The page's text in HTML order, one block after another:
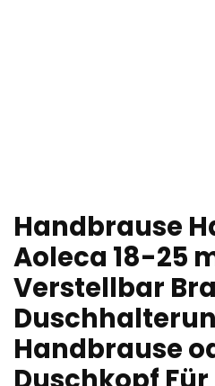
Handbrause
Aoleca 18-25
Verstellbar
Handbrause